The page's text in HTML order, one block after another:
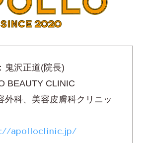
鬼沢正道(院長)
BEAUTY CLINIC
外科、美容皮膚科クリニッ
apolloclinic.jp/